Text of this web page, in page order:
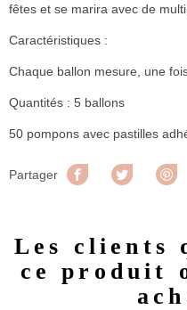
fêtes et se marira avec de
Caractéristiques :
Chaque ballon mesure, une
Quantités : 5 ballons
50 pompons avec pastilles
Partager Partager Tweet
Les clients
ce produit